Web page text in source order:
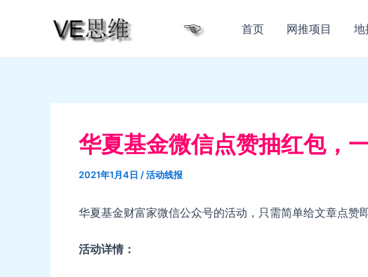
首页 网推项目 地
华夏基金微信点赞抽红包，
2021年1月4日 /活动线报
华夏基金财富家微信公众号的活动，只需简单给文章点赞
活动详情：